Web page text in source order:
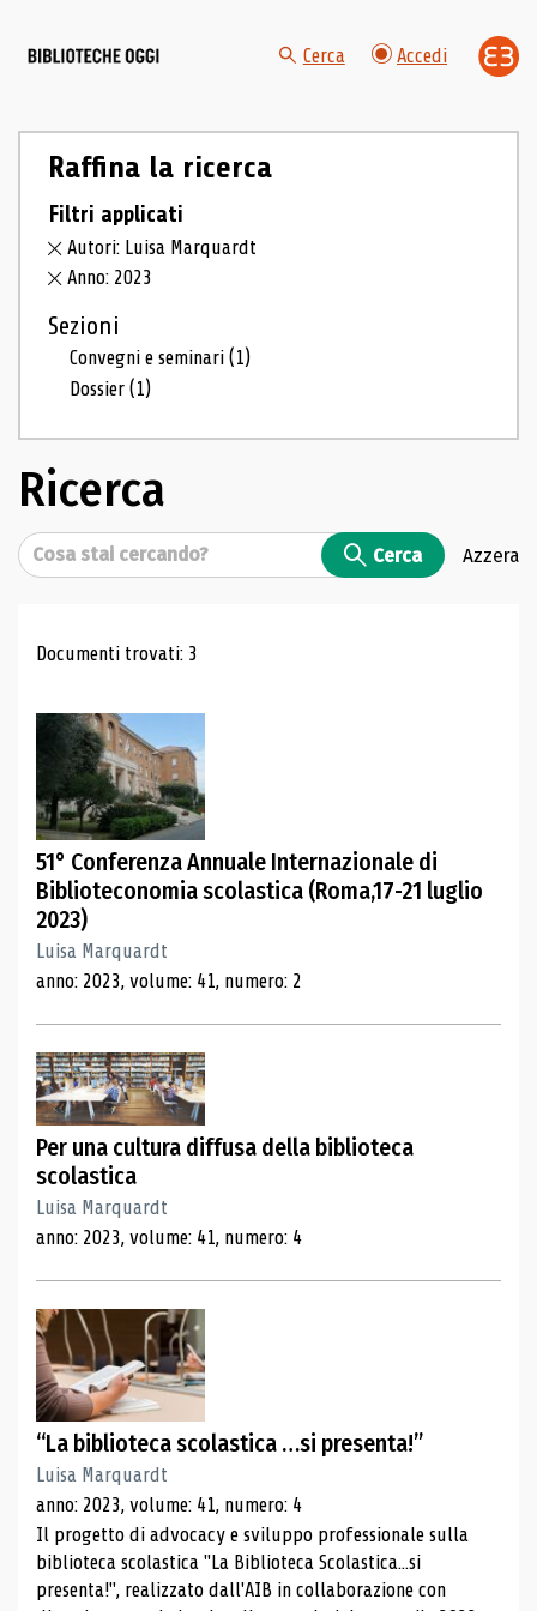
Cerca Accedi
Raffina la ricerca
Filtri applicati
Autori: Luisa Marquardt
Anno: 2023
Sezioni
Convegni e seminari(1)
Dossier(1)
Ricerca
Cerca Cerca Azzera
Risultati di ricerca
Documenti trovati: 3
51° Conferenza Annuale Internazionale di
Biblioteconomia scolastica (Roma,17-21 luglio
2023)
Luisa Marquardt
anno: 2023, volume: 41, numero: 2
Per una cultura diffusa della biblioteca
scolastica
Luisa Marquardt
anno: 2023, volume: 41, numero: 4
“La biblioteca scolastica …si presenta!”
Luisa Marquardt
anno: 2023, volume: 41, numero: 4
Il progetto di advocacy e sviluppo professionale sulla
biblioteca scolastica "La Biblioteca Scolastica...si
presenta!", realizzato dall'AIB in collaborazione con